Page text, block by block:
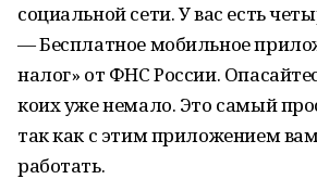
социальной сети. У вас есть
— Бесплатное мобильное
налог» от ФНС России.
коих уже немало. Это самый
так как с этим приложением
работать.